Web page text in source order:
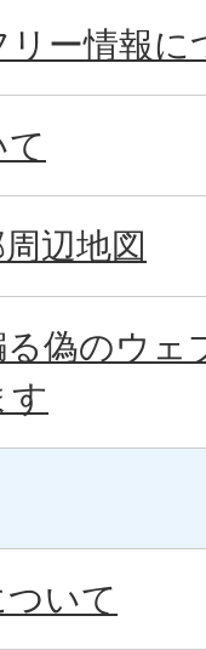
ー情報に
辺地図
偽のウェ
す
いて